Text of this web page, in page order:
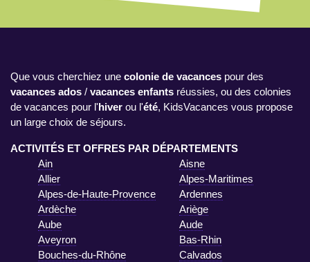
Que vous cherchiez une colonie de vacances pour des
vacances ados / vacances enfants réussies, ou des colonies
de vacances pour l'hiver ou l'été, KidsVacances vous propose
un large choix de séjours.
ACTIVITÉS ET OFFRES PAR DÉPARTEMENTS
Ain
Aisne
Allier
Alpes-Maritimes
Alpes-de-Haute-Provence
Ardennes
Ardèche
Ariège
Aube
Aude
Aveyron
Bas-Rhin
Bouches-du-Rhône
Calvados